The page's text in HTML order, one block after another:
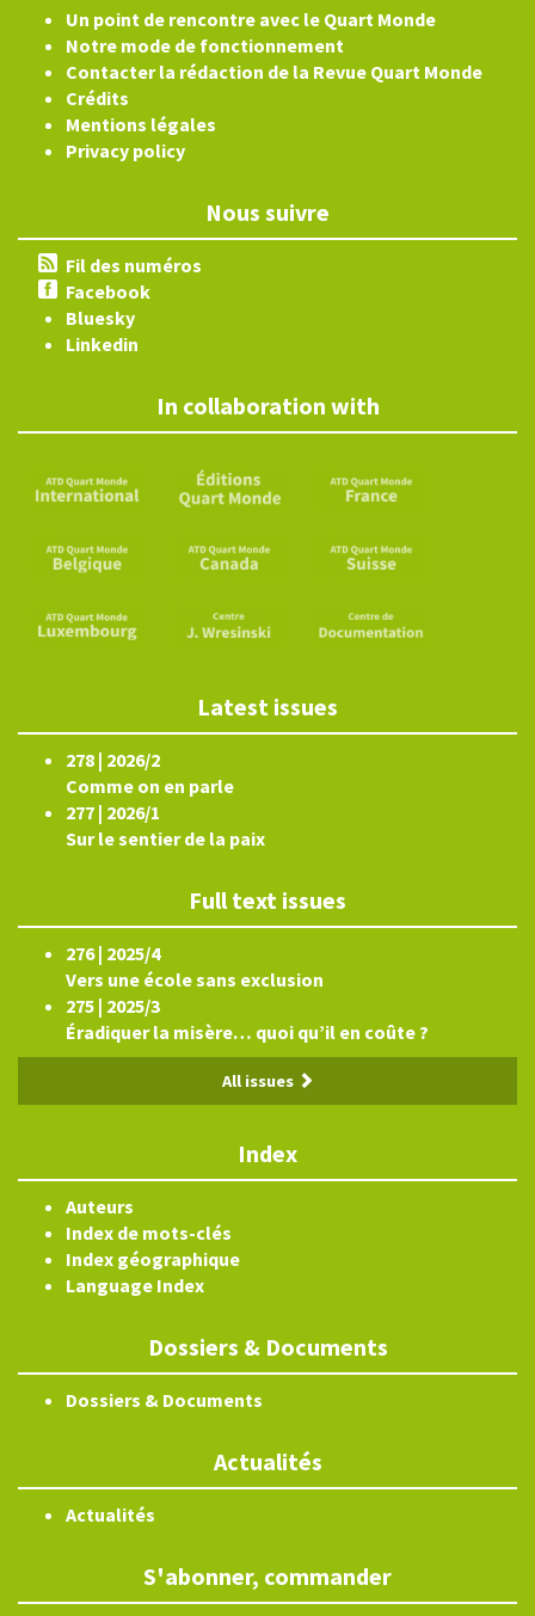
Un point de rencontre avec le Quart Monde
Notre mode de fonctionnement
Contacter la rédaction de la Revue Quart Monde
Crédits
Mentions légales
Privacy policy
Nous suivre
Fil des numéros
Facebook
Bluesky
Linkedin
In collaboration with
Latest issues
278 | 2026/2
Comme on en parle
277 | 2026/1
Sur le sentier de la paix
Full text issues
276 | 2025/4
Vers une école sans exclusion
275 | 2025/3
Éradiquer la misère… quoi qu’il en coûte ?
All issues
Index
Auteurs
Index de mots-clés
Index géographique
Language Index
Dossiers & Documents
Dossiers & Documents
Actualités
Actualités
S'abonner, commander